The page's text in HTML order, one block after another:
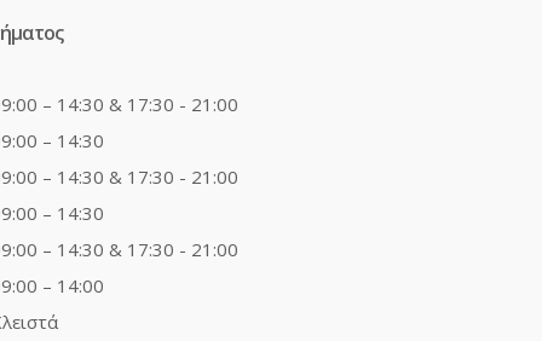
– 14:30 & 17:30 - 21:00
– 14:30
– 14:30 & 17:30 - 21:00
– 14:30
– 14:30 & 17:30 - 21:00
– 14:00